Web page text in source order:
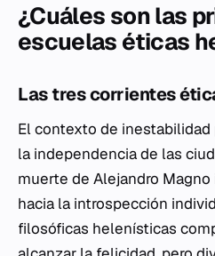
¿Cuáles son las
escuelas éticas
Las tres corrientes
El contexto de
la independencia de las
muerte de Alejandro
hacia la introspección
filosóficas helenísticas